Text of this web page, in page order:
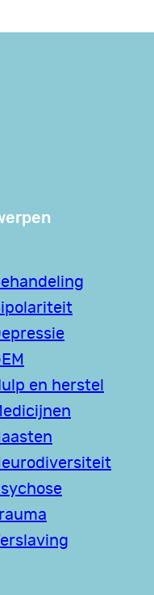
en herstel